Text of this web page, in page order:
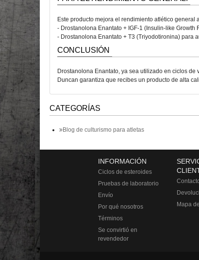
Este producto mejora el rendimiento atlético
- Drostanolona Enantato + IGF-1 (Insulin-like
- Drostanolona Enantato + T3 (Triyodotironina) para
CONCLUSIÓN
Drostanolona Enantato, ya sea utilizado en ciclos
Duncan garantiza que recibes un producto de alta
CATEGORÍAS
Blog de culturismo para atletas
INFORMACIÓN
Ciclos de esteroides
Pruebas de laboratorio
Envío
Por qué nosotros
Términos
Se convirtió en
revendedor
Mapa